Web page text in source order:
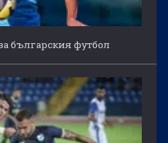
българския футбол